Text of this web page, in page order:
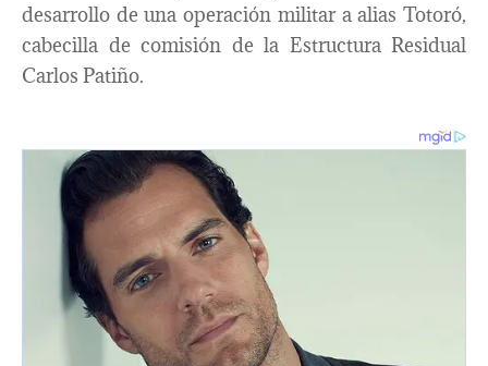
desarrollo de una operación militar a alias Totoró,
cabecilla de comisión de la Estructura Residual
Carlos Patiño.